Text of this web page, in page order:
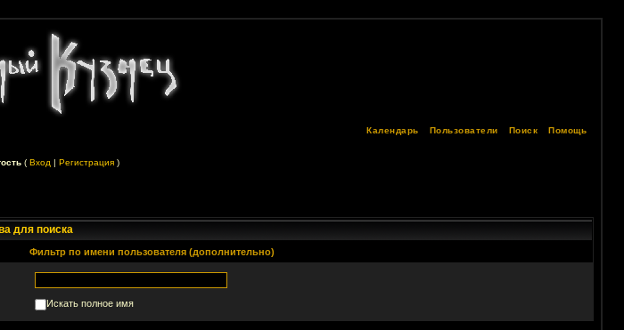
Помощь
Поиск
Пользователи
Календарь
(Вход |Регистрация )
для поиска
Фильтр по имени пользователя (дополнительно)
Искать полное имя